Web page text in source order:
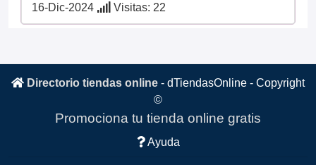
16-Dic-2024 Visitas: 22
Directorio tiendas online - dTiendasOnline - Copyright
©
Promociona tu tienda online gratis
Ayuda